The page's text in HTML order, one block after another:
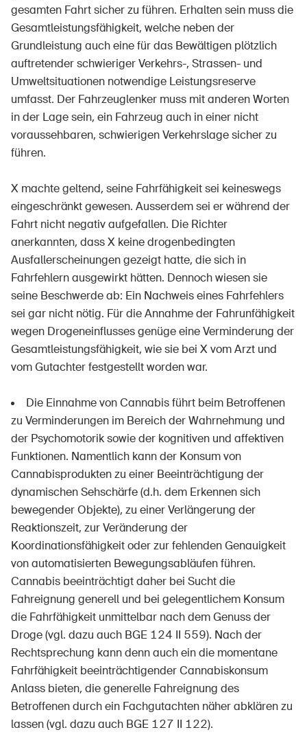
gesamten Fahrt sicher zu führen. Erhalten sein muss die
Gesamtleistungsfähigkeit, welche neben der
Grundleistung auch eine für das Bewältigen plötzlich
auftretender schwieriger Verkehrs-, Strassen- und
Umweltsituationen notwendige Leistungsreserve
umfasst. Der Fahrzeuglenker muss mit anderen Worten
in der Lage sein, ein Fahrzeug auch in einer nicht
voraussehbaren, schwierigen Verkehrslage sicher zu
führen.
X machte geltend, seine Fahrfähigkeit sei keineswegs
eingeschränkt gewesen. Ausserdem sei er während der
Fahrt nicht negativ aufgefallen. Die Richter
anerkannten, dass X keine drogenbedingten
Ausfallerscheinungen gezeigt hatte, die sich in
Fahrfehlern ausgewirkt hätten. Dennoch wiesen sie
seine Beschwerde ab: Ein Nachweis eines Fahrfehlers
sei gar nicht nötig. Für die Annahme der Fahrunfähigkeit
wegen Drogeneinflusses genüge eine Verminderung der
Gesamtleistungsfähigkeit, wie sie bei X vom Arzt und
vom Gutachter festgestellt worden war.
Die Einnahme von Cannabis führt beim Betroffenen
zu Verminderungen im Bereich der Wahrnehmung und
der Psychomotorik sowie der kognitiven und affektiven
Funktionen. Namentlich kann der Konsum von
Cannabisprodukten zu einer Beeinträchtigung der
dynamischen Sehschärfe (d.h. dem Erkennen sich
bewegender Objekte), zu einer Verlängerung der
Reaktionszeit, zur Veränderung der
Koordinationsfähigkeit oder zur fehlenden Genauigkeit
von automatisierten Bewegungsabläufen führen.
Cannabis beeinträchtigt daher bei Sucht die
Fahreignung generell und bei gelegentlichem Konsum
die Fahrfähigkeit unmittelbar nach dem Genuss der
Droge (vgl. dazu auch BGE 124 II 559). Nach der
Rechtsprechung kann denn auch ein die momentane
Fahrfähigkeit beeinträchtigender Cannabiskonsum
Anlass bieten, die generelle Fahreignung des
Betroffenen durch ein Fachgutachten näher abklären zu
lassen (vgl. dazu auch BGE 127 II 122).